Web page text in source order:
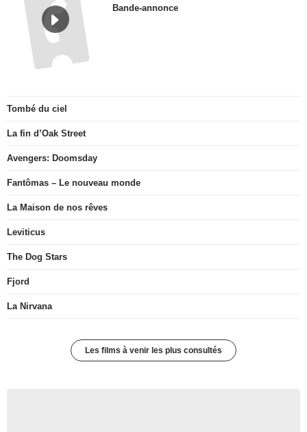
Bande-annonce
Tombé du ciel
La fin d’Oak Street
Avengers: Doomsday
Fantômas – Le nouveau monde
La Maison de nos rêves
Leviticus
The Dog Stars
Fjord
La Nirvana
Les films à venir les plus consultés